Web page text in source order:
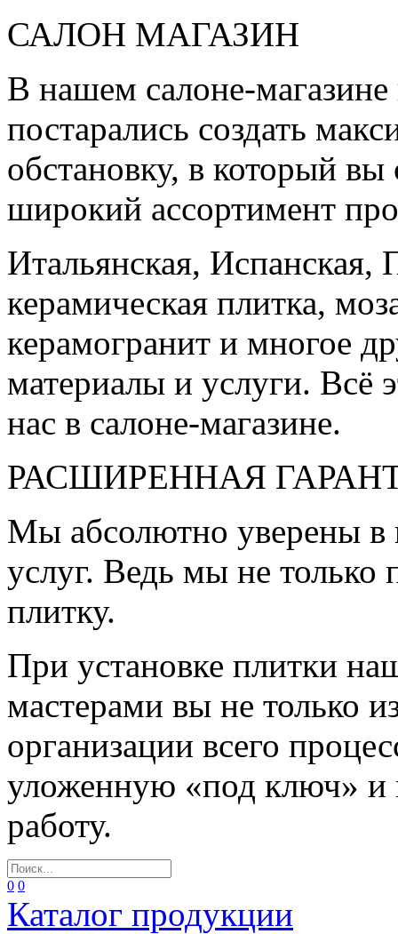
САЛОН МАГАЗИН
В нашем салоне-
постарались создать
обстановку, в который
широкий ассортимент
Итальянская, Испанская,
керамическая плитка,
керамогранит и многое
материалы и услуги. Всё
нас в салоне-магазине.
РАСШИРЕННАЯ
Мы абсолютно уверены в
услуг. Ведь мы не
плитку.
При установке плитки
мастерами вы не только
организации всего
уложенную «под ключ» и
работу.
0 0
Каталог продукции